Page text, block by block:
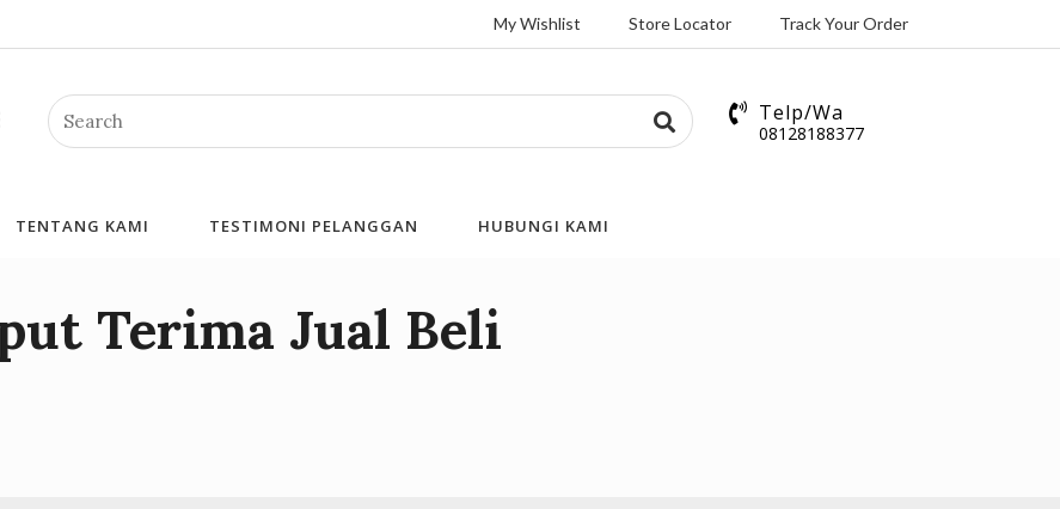
My Wishlist Store Locator Track Your Order
Search Telp/Wa
08128188377
TENTANG KAMI TESTIMONI PELANGGAN HUBUNGI KAMI
Terima Jual Beli